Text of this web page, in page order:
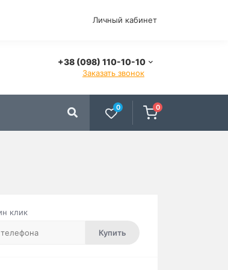
Личный кабинет
+38 (098) 110-10-10
Заказать звонок
0 0
клик
Купить